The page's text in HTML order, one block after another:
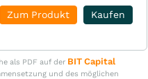
Kaufen
Zum Produkt
als PDF auf der BIT Capital
und des möglichen